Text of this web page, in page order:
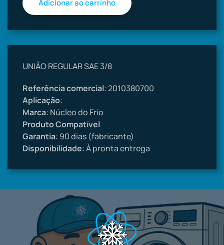
UNIÃO REGULAR SAE 3/8
Referência comercial: 2010380700
Aplicação:
Marca: Núcleo do Frio
Produto Compatível
Garantia: 90 dias (fabricante)
Disponibilidade: À pronta entrega